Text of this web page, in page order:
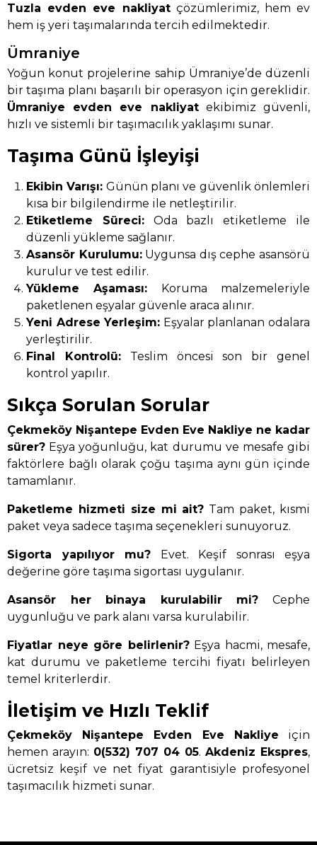
Tuzla evden eve nakliyatçözümlerimiz, hem ev
hem iş yeri taşımalarında tercih edilmektedir.
Ümraniye
Yoğun konut projelerine sahip Ümraniye’de düzenli
bir taşıma planı başarılı bir operasyon için gereklidir.
Ümraniye evden eve nakliyatekibimiz güvenli,
hızlı ve sistemli bir taşımacılık yaklaşımı sunar.
Taşıma Günü İşleyişi
Ekibin Varışı: Günün planı ve güvenlik önlemleri
kısa bir bilgilendirme ile netleştirilir.
Etiketleme Süreci:Oda bazlı etiketleme ile
düzenli yükleme sağlanır.
Asansör Kurulumu:Uygunsa dış cephe asansörü
kurulur ve test edilir.
Yükleme Aşaması: Koruma malzemeleriyle
paketlenen eşyalar güvenle araca alınır.
Yeni Adrese Yerleşim: Eşyalar planlanan odalara
yerleştirilir.
Final Kontrolü: Teslim öncesi son bir genel
kontrol yapılır.
Sıkça Sorulan Sorular
Çekmeköy Nişantepe Evden Eve Nakliye ne kadar
sürer? Eşya yoğunluğu, kat durumu ve mesafe gibi
faktörlere bağlı olarak çoğu taşıma aynı gün içinde
tamamlanır.
Paketleme hizmeti size mi ait? Tam paket, kısmi
paket veya sadece taşıma seçenekleri sunuyoruz.
Sigorta yapılıyor mu? Evet. Keşif sonrası eşya
değerine göre taşıma sigortası uygulanır.
Asansör her binaya kurulabilir mi? Cephe
uygunluğu ve park alanı varsa kurulabilir.
Fiyatlar neye göre belirlenir?Eşya hacmi, mesafe,
kat durumu ve paketleme tercihi fiyatı belirleyen
temel kriterlerdir.
İletişim ve Hızlı Teklif
Çekmeköy Nişantepe Evden Eve Nakliye için
hemen arayın: 0(532) 707 04 05. Akdeniz Ekspres,
ücretsiz keşif ve net fiyat garantisiyle profesyonel
taşımacılık hizmeti sunar.